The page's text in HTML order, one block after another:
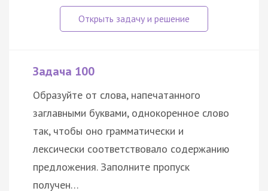
Задача 100
Образуйте от слова, напечатанного
заглавными буквами, однокоренное слово
так, чтобы оно грамматически и
лексически соответствовало содержанию
предложения. Заполните пропуск
получен…